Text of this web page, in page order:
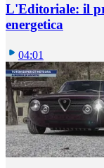
L'Editoriale: il
energetica
04:01